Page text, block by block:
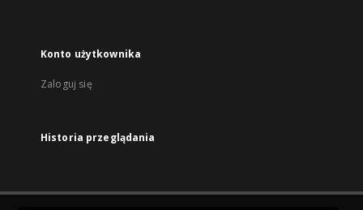
Konto użytkownika
Zaloguj się
Historia przeglądania